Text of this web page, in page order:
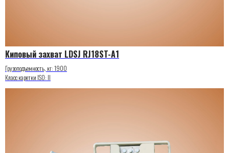
Киповый захват LDSJ RJ18ST-A1
Грузоподъемность, кг: 1900
Класс каретки ISO: II